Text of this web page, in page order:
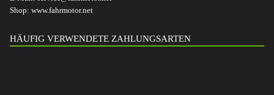
Shop: www.fahrmotor.net
HÄUFIG VERWENDETE ZAHLUNGSARTEN